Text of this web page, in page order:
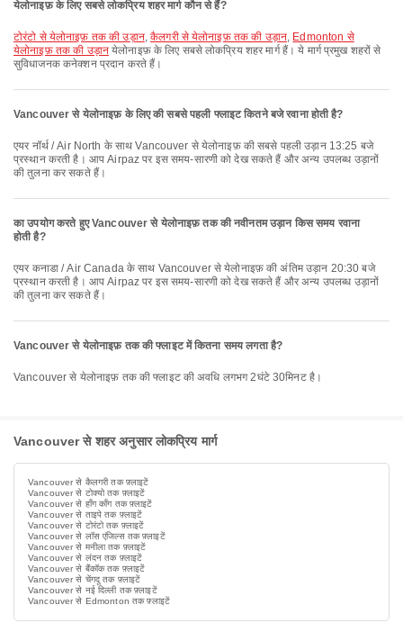
येलोनाइफ़ के लिए सबसे लोकप्रिय शहर मार्ग कौन से हैं?
टोरंटो से येलोनाइफ़ तक की उड़ान,कैलगरी से येलोनाइफ़ तक की उड़ान, Edmonton से
येलोनाइफ़ तक की उड़ानयेलोनाइफ़ के लिए सबसे लोकप्रिय शहर मार्ग हैं। ये मार्ग प्रमुख शहरों से
सुविधाजनक कनेक्शन प्रदान करते हैं।
Vancouver से येलोनाइफ़ के लिए की सबसे पहली फ्लाइट कितने बजे रवाना होती है?
एयर नॉर्थ / Air North के साथ Vancouver से येलोनाइफ़ की सबसे पहली उड़ान 13:25 बजे
प्रस्थान करती है। आप Airpaz पर इस समय-सारणी को देख सकते हैं और अन्य उपलब्ध उड़ानों
की तुलना कर सकते हैं।
का उपयोग करते हुए Vancouver से येलोनाइफ़ तक की नवीनतम उड़ान किस समय रवाना
होती है?
एयर कनाडा / Air Canada के साथ Vancouver से येलोनाइफ़ की अंतिम उड़ान 20:30 बजे
प्रस्थान करती है। आप Airpaz पर इस समय-सारणी को देख सकते हैं और अन्य उपलब्ध उड़ानों
की तुलना कर सकते हैं।
Vancouver से येलोनाइफ़ तक की फ्लाइट में कितना समय लगता है?
Vancouver से येलोनाइफ़ तक की फ्लाइट की अवधि लगभग 2घंटे 30मिनट है।
Vancouver से शहर अनुसार लोकप्रिय मार्ग
Vancouver से कैलगरी तक फ़्लाइटें
Vancouver से टोक्यो तक फ़्लाइटें
Vancouver से हाँग काँग तक फ़्लाइटें
Vancouver से ताइपे तक फ़्लाइटें
Vancouver से टोरंटो तक फ़्लाइटें
Vancouver से लॉस एंजिल्स तक फ़्लाइटें
Vancouver से मनीला तक फ़्लाइटें
Vancouver से लंदन तक फ़्लाइटें
Vancouver से बैंकॉक तक फ़्लाइटें
Vancouver से चेंगदू तक फ़्लाइटें
Vancouver से नई दिल्ली तक फ़्लाइटें
Vancouver से Edmonton तक फ़्लाइटें